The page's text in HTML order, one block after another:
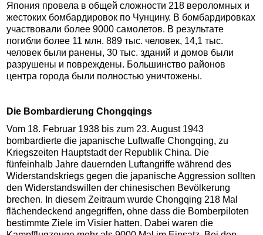
Япония провела в общей сложности 218 вероломных и
жестоких бомбардировок по Чунцину. В бомбардировках
участвовали более 9000 самолетов. В результате
погибли более 11 млн. 889 тыс. человек, 14,1 тыс.
человек были ранены, 30 тыс. зданий и домов были
разрушены и повреждены. Большинство районов
центра города были полностью уничтожены.
Die Bombardierung Chongqings
Vom 18. Februar 1938 bis zum 23. August 1943
bombardierte die japanische Luftwaffe Chongqing, zu
Kriegszeiten Hauptstadt der Republik China. Die
fünfeinhalb Jahre dauernden Luftangriffe während des
Widerstandskriegs gegen die japanische Aggression sollten
den Widerstandswillen der chinesischen Bevölkerung
brechen. In diesem Zeitraum wurde Chongqing 218 Mal
flächendeckend angegriffen, ohne dass die Bomberpiloten
bestimmte Ziele im Visier hatten. Dabei waren die